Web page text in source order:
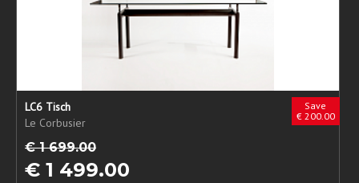
Save
€ 200.00
LC6 Tisch
Le Corbusier
€ 1 699.00
€ 1 499.00